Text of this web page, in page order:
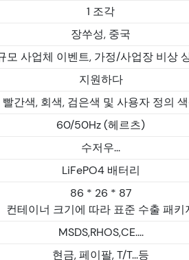
1 조각
장쑤성, 중국
모 사업체 이벤트, 가정/사업장 비상
지원하다
빨간색, 회색, 검은색 및 사용자 정의
60/50Hz (헤르츠)
수저우...
LiFePO4 배터리
86 * 26 * 87
컨테이너 크기에 따라 표준 수출 패키
MSDS,RHOS,CE....
현금, 페이팔, T/T...등